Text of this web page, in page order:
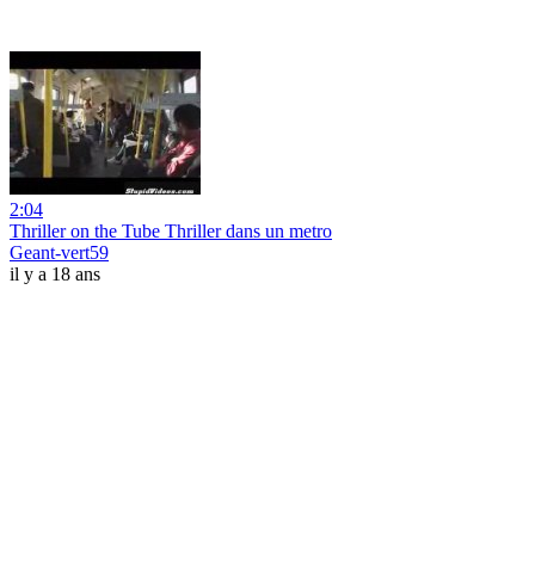
2:04
Thriller on the Tube Thriller dans un metro
Geant-vert59
il y a 18 ans